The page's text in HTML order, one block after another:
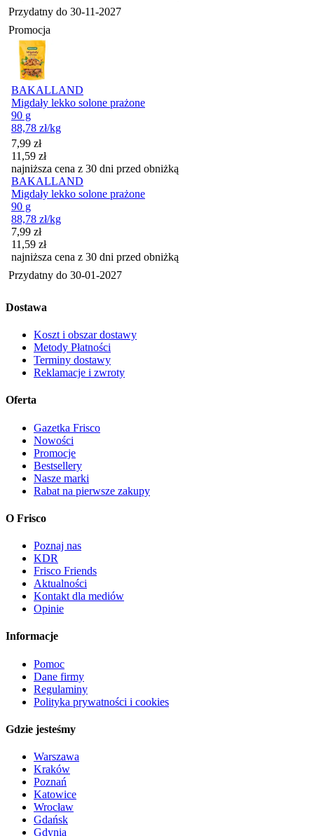
Przydatny do 30-11-2027
Promocja
BAKALLAND
Migdały lekko solone prażone
90 g
88,78 zł/kg
Cena promocyjna
7,99 zł
11,59 zł
najniższa cena z 30 dni przed obniżką
BAKALLAND
Migdały lekko solone prażone
90 g
88,78 zł/kg
Cena promocyjna
7,99 zł
11,59 zł
najniższa cena z 30 dni przed obniżką
Przydatny do 30-01-2027
Dostawa
Koszt i obszar dostawy
Metody Płatności
Terminy dostawy
Reklamacje i zwroty
Oferta
Gazetka Frisco
Nowości
Promocje
Bestsellery
Nasze marki
Rabat na pierwsze zakupy
O Frisco
Poznaj nas
KDR
Frisco Friends
Aktualności
Kontakt dla mediów
Opinie
Informacje
Pomoc
Dane firmy
Regulaminy
Polityka prywatności i cookies
Gdzie jesteśmy
Warszawa
Kraków
Poznań
Katowice
Wrocław
Gdańsk
Gdynia